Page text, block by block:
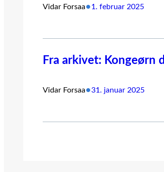
Vidar Forsaa•1. februar 2025
Fra arkivet: Kongeørn
Vidar Forsaa•31. januar 2025